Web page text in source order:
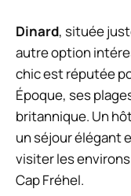
Dinard, située
autre option
chic est réputée
Époque, ses
britannique. Un
un séjour élégant
visiter les
Cap Fréhel.